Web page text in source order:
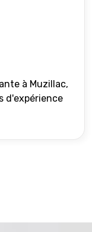
à Muzillac,
d'expérience